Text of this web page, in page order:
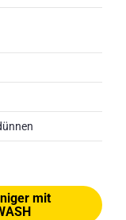
mit